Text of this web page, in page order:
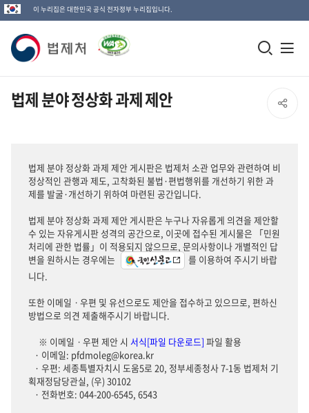
이 누리집은 대한민국 공식 전자정부 누리집입니다.
법
제
처
모
열
법제 분야 정상화 과제 제안 SNS
법제 분야 정상화 과제 제안 게시판은 법제처 소관 업무와 관련하여 비
정상적인 관행과 제도, 고착화된 불법·편법행위를 개선하기 위한 과
제를 발굴·개선하기 위하여 마련된 공간입니다.
법제 분야 정상화 과제 제안 게시판은 누구나 자유롭게 의견을 제안할
수 있는 자유게시판 성격의 공간으로, 이곳에 접수된 게시물은 「민원
처리에 관한 법률」이 적용되지 않으므로, 문의사항이나 개별적인 답
변을 원하시는 경우에는
를 이용하여 주시기 바랍
니다.
또한 이메일ㆍ우편 및 유선으로도 제안을 접수하고 있으므로, 편하신
방법으로 의견 제출해주시기 바랍니다.
※ 이메일ㆍ우편 제안 시 서식[파일 다운로드] 파일 활용
· 이메일: pfdmoleg@korea.kr
· 우편: 세종특별자치시 도움5로 20, 정부세종청사 7-1동 법제처 기
획재정담당관실, (우) 30102
· 전화번호: 044-200-6545, 6543